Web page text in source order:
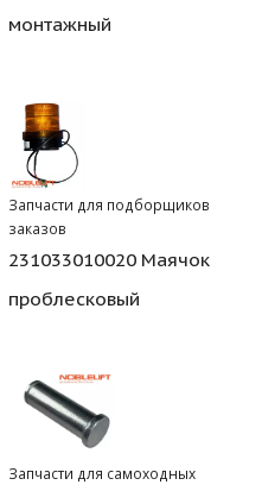
монтажный
Запчасти для подборщиков
заказов
231033010020 Маячок
проблесковый
Запчасти для самоходных